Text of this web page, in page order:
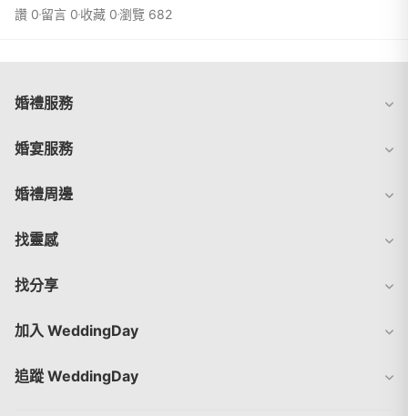
讚 0 留言 0 收藏 0瀏覽 682
婚禮服務
婚宴服務
婚禮周邊
找靈感
找分享
加入 WeddingDay
追蹤 WeddingDay